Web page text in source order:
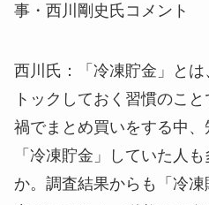
事・西川剛史氏コメント
西川氏 ：「冷凍貯金」と
トックしておく習慣のこ
禍でまとめ買いをする中
「冷凍貯金」していた人
か。調査結果からも「冷